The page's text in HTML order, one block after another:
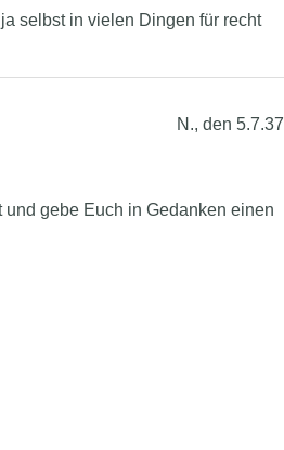
selbst in vielen Dingen für recht
N., den 5.7.37
gebe Euch in Gedanken einen